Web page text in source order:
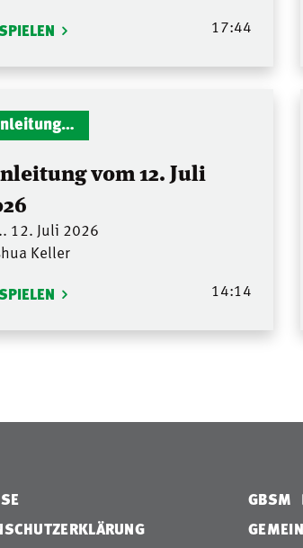
17:44
Einleitungen Gottesdienst
vom 12. Juli
12. Juli 2026
Keller
14:14
GBSM